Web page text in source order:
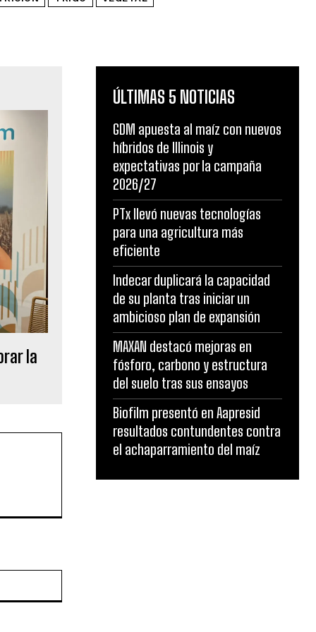
la
ÚLTIMAS 5 NOTICIAS
GDM apuesta al maíz con nuevos
híbridos de Illinois y
expectativas por la campaña
2026/27
PTx llevó nuevas tecnologías
para una agricultura más
eficiente
Indecar duplicará la capacidad
de su planta tras iniciar un
ambicioso plan de expansión
MAXAN destacó mejoras en
fósforo, carbono y estructura
del suelo tras sus ensayos
Biofilm presentó en Aapresid
resultados contundentes contra
el achaparramiento del maíz